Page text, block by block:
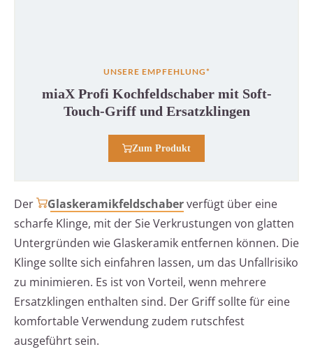
UNSERE EMPFEHLUNG*
miaX Profi Kochfeldschaber mit Soft-
Touch-Griff und Ersatzklingen
Zum Produkt
Der Glaskeramikfeldschaberverfügt über eine
scharfe Klinge, mit der Sie Verkrustungen von glatten
Untergründen wie Glaskeramik entfernen können. Die
Klinge sollte sich einfahren lassen, um das Unfallrisiko
zu minimieren. Es ist von Vorteil, wenn mehrere
Ersatzklingen enthalten sind. Der Griff sollte für eine
komfortable Verwendung zudem rutschfest
ausgeführt sein.